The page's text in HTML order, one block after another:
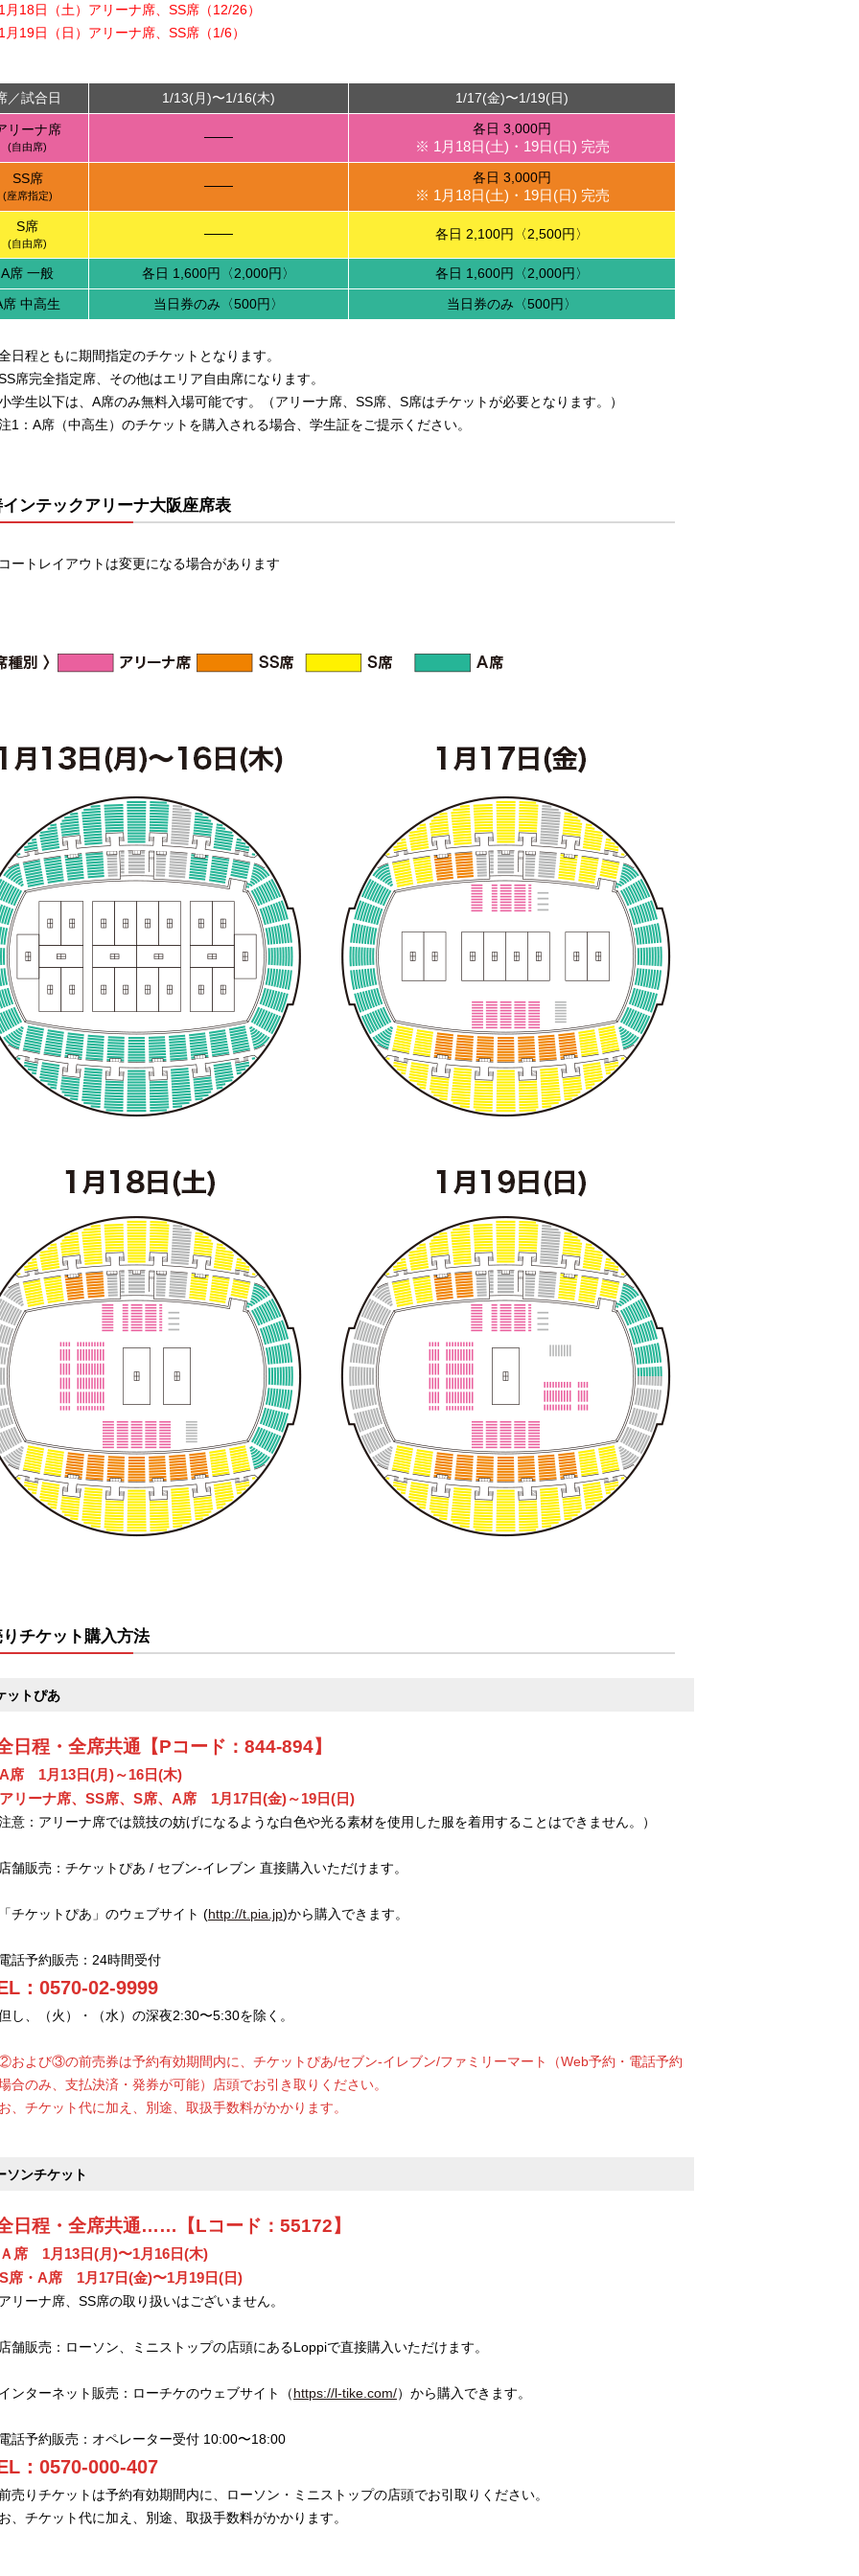
18日（土）アリーナ席、SS席（12/26）
19日（日）アリーナ席、SS席（1/6）
／試合日 1/13(月)〜1/16(木) 1/17(金)〜1/19(日)
リーナ席
(自由席)
───
各日 3,000円
※ 1月18日(土)・19日(日) 完売
SS席
(座席指定)
───
各日 3,000円
※ 1月18日(土)・19日(日) 完売
S席
(自由席)
─── 各日 2,100円〈2,500円〉
A席 一般 各日 1,600円〈2,000円〉 各日 1,600円〈2,000円〉
席 中高生 当日券のみ〈500円〉 当日券のみ〈500円〉
日程ともに期間指定のチケットとなります。
席完全指定席、その他はエリア自由席になります。
学生以下は、A席のみ無料入場可能です。（アリーナ席、SS席、S席はチケットが必要となります。）
：A席（中高生）のチケットを購入される場合、学生証をご提示ください。
ンテックアリーナ大阪座席表
ートレイアウトは変更になる場合があります
チケット購入方法
ットぴあ
日程・全席共通【Pコード：844-894】
席 1月13日(月)～16日(木)
リーナ席、SS席、S席、A席 1月17日(金)～19日(日)
意：アリーナ席では競技の妨げになるような白色や光る素材を使用した服を着用することはできません。）
舗販売：チケットぴあ / セブン-イレブン 直接購入いただけます。
チケットぴあ」のウェブサイト (http://t.pia.jp)から購入できます。
話予約販売：24時間受付
：0570-02-9999
し、（火）・（水）の深夜2:30〜5:30を除く。
よび③の前売券は予約有効期間内に、チケットぴあ/セブン-イレブン/ファミリーマート（Web予約・電話予約
合のみ、支払決済・発券が可能）店頭でお引き取りください。
、チケット代に加え、別途、取扱手数料がかかります。
ソンチケット
日程・全席共通……【Lコード：55172】
席 1月13日(月)〜1月16日(木)
席・A席 1月17日(金)〜1月19日(日)
リーナ席、SS席の取り扱いはございません。
舗販売：ローソン、ミニストップの店頭にあるLoppiで直接購入いただけます。
ンターネット販売：ローチケのウェブサイト（https://l-tike.com/）から購入できます。
話予約販売：オペレーター受付 10:00〜18:00
：0570-000-407
売りチケットは予約有効期間内に、ローソン・ミニストップの店頭でお引取りください。
、チケット代に加え、別途、取扱手数料がかかります。